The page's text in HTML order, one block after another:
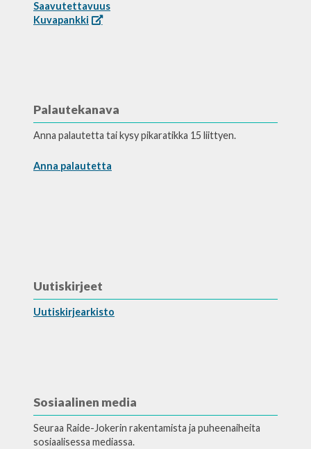
Saavutettavuus
Kuvapankki
Palautekanava
Anna palautetta tai kysy pikaratikka 15 liittyen.
Anna palautetta
Uutiskirjeet
Uutiskirjearkisto
Sosiaalinen media
Seuraa Raide-Jokerin rakentamista ja puheenaiheita
sosiaalisessa mediassa.